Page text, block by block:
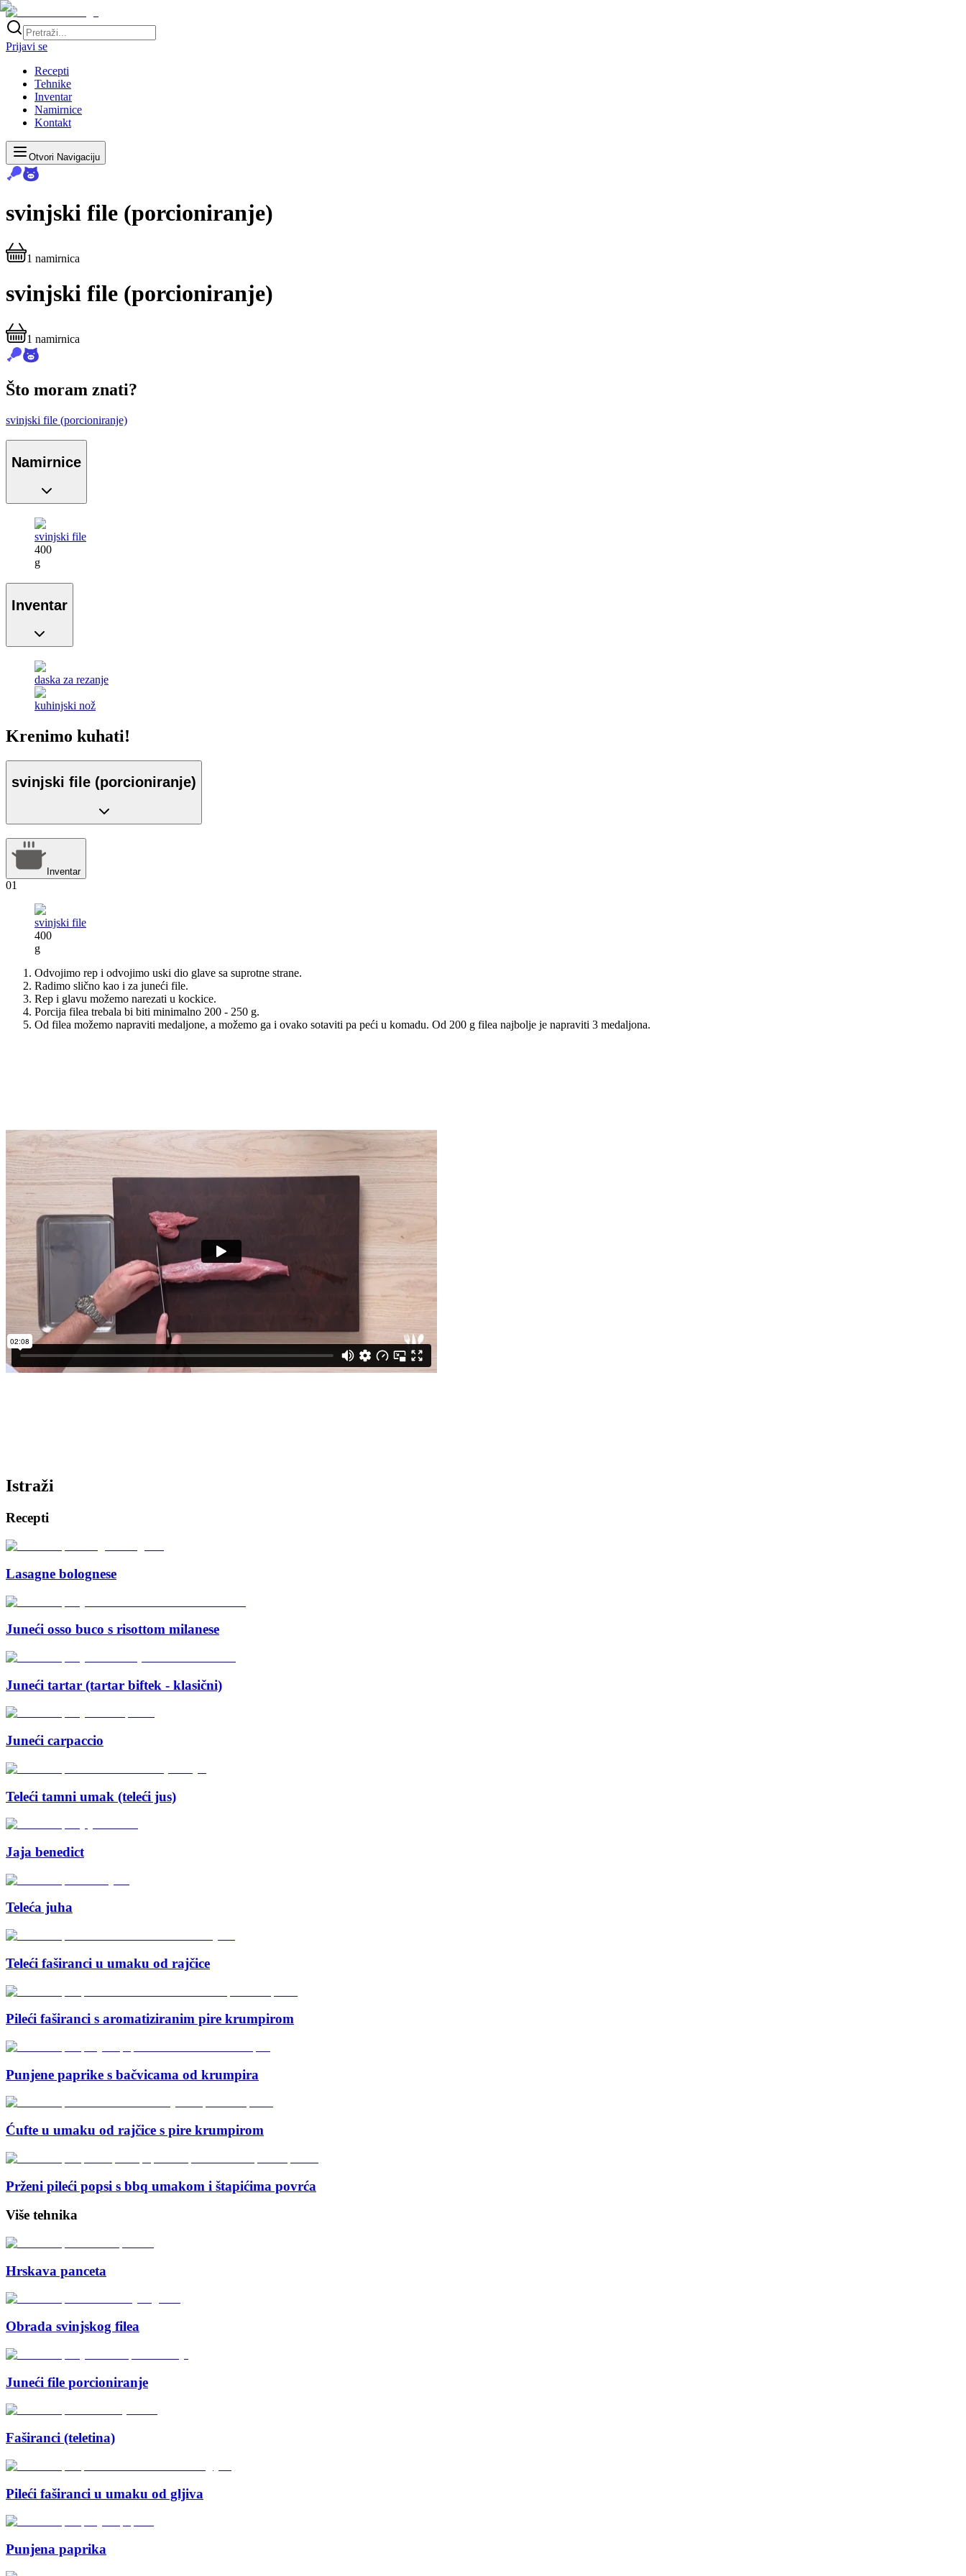
Prijavi se
Recepti
Tehnike
Inventar
Namirnice
Kontakt
Otvori Navigaciju
svinjski file (porcioniranje)
1 namirnica
svinjski file (porcioniranje)
1 namirnica
Što moram znati?
svinjski file (porcioniranje)
Namirnice
svinjski file
400
g
Inventar
daska za rezanje
kuhinjski nož
Krenimo kuhati!
svinjski file (porcioniranje)
Inventar
01
svinjski file
400
g
Odvojimo rep i odvojimo uski dio glave sa suprotne strane.
Radimo slično kao i za juneći file.
Rep i glavu možemo narezati u kockice.
Porcija filea trebala bi biti minimalno 200 - 250 g.
Od filea možemo napraviti medaljone, a možemo ga i ovako sotaviti pa peći u komadu. Od 200 g filea najbolje je napraviti 3 medaljona.
Istraži
Recepti
Lasagne bolognese
Juneći osso buco s risottom milanese
Juneći tartar (tartar biftek - klasični)
Juneći carpaccio
Teleći tamni umak (teleći jus)
Jaja benedict
Teleća juha
Teleći faširanci u umaku od rajčice
Pileći faširanci s aromatiziranim pire krumpirom
Punjene paprike s bačvicama od krumpira
Ćufte u umaku od rajčice s pire krumpirom
Prženi pileći popsi s bbq umakom i štapićima povrća
Više tehnika
Hrskava panceta
Obrada svinjskog filea
Juneći file porcioniranje
Faširanci (teletina)
Pileći faširanci u umaku od gljiva
Punjena paprika